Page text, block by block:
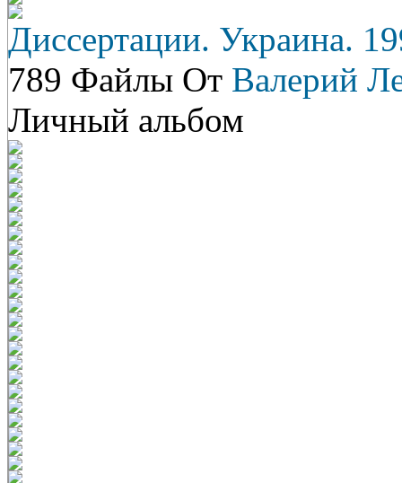
Диссертации. Украина.
789 Файлы От Валерий
Личный альбом